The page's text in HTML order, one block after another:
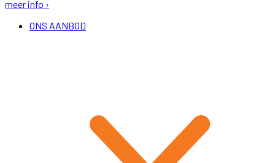
meer info ›
ONS AANBOD